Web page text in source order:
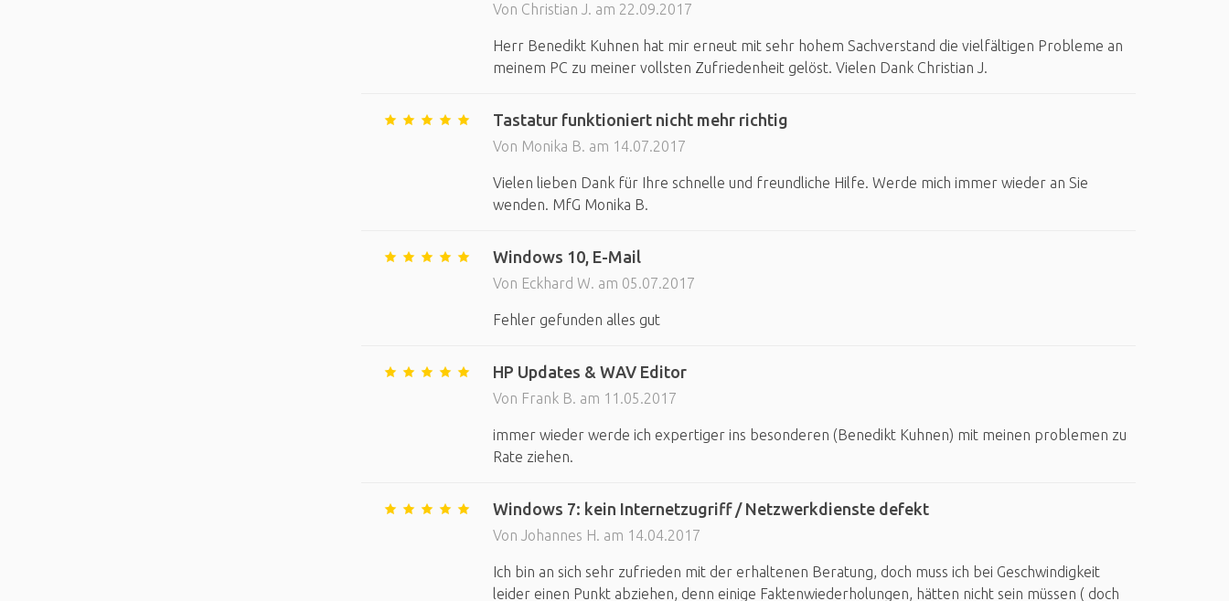
Von Christian J. am 22.09.2017
Herr Benedikt Kuhnen hat mir erneut mit sehr hohem Sachverstand die vielfältigen Probleme an
meinem PC zu meiner vollsten Zufriedenheit gelöst. Vielen Dank Christian J.
Tastatur funktioniert nicht mehr richtig
Von Monika B. am 14.07.2017
Vielen lieben Dank für Ihre schnelle und freundliche Hilfe. Werde mich immer wieder an Sie
wenden. MfG Monika B.
Windows 10, E-Mail
Von Eckhard W. am 05.07.2017
Fehler gefunden alles gut
HP Updates & WAV Editor
Von Frank B. am 11.05.2017
immer wieder werde ich expertiger ins besonderen (Benedikt Kuhnen) mit meinen problemen zu
Rate ziehen.
Windows 7: kein Internetzugriff / Netzwerkdienste defekt
Von Johannes H. am 14.04.2017
Ich bin an sich sehr zufrieden mit der erhaltenen Beratung, doch muss ich bei Geschwindigkeit
leider einen Punkt abziehen, denn einige Faktenwiederholungen, hätten nicht sein müssen ( doch